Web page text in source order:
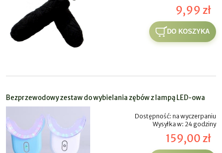
9,99 zł
DO KOSZYKA
Bezprzewodowy zestaw do wybielania zębów z lampą LED-owa
Dostępność: na wyczerpaniu
Wysyłka w: 24 godziny
159,00 zł